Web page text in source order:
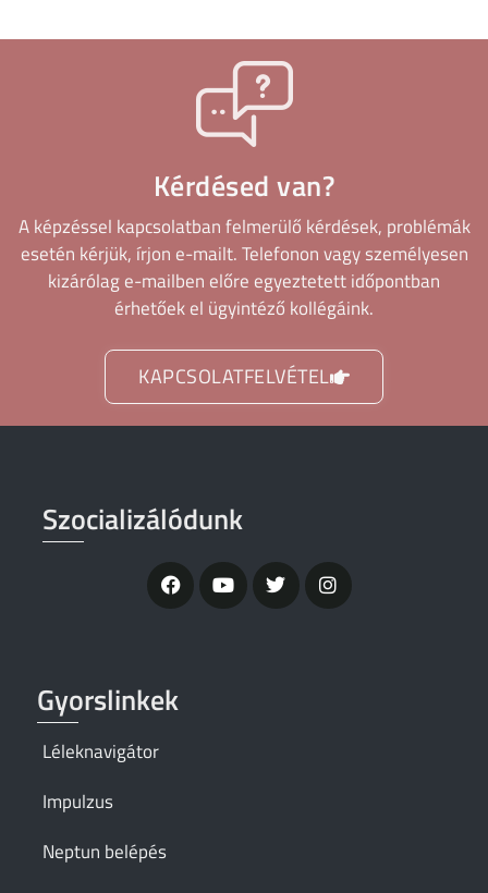
Kérdésed van?
A képzéssel kapcsolatban felmerülő kérdések, problémák
esetén kérjük, írjon e-mailt. Telefonon vagy személyesen
kizárólag e-mailben előre egyeztetett időpontban
érhetőek el ügyintéző kollégáink.
KAPCSOLATFELVÉTEL
Szocializálódunk
Gyorslinkek
Léleknavigátor
Impulzus
Neptun belépés